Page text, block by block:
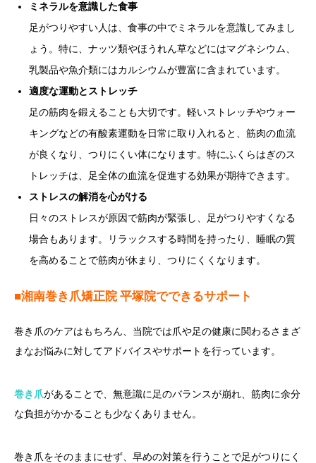
ミネラルを意識した食事
足がつりやすい人は、食事の中でミネラルを意識してみまし
ょう。特に、ナッツ類やほうれん草などにはマグネシウム、
乳製品や魚介類にはカルシウムが豊富に含まれています。
適度な運動とストレッチ
足の筋肉を鍛えることも大切です。軽いストレッチやウォー
キングなどの有酸素運動を日常に取り入れると、筋肉の血流
が良くなり、つりにくい体になります。特にふくらはぎのス
トレッチは、足全体の血流を促進する効果が期待できます。
ストレスの解消を心がける
日々のストレスが原因で筋肉が緊張し、足がつりやすくなる
場合もあります。リラックスする時間を持ったり、睡眠の質
を高めることで筋肉が休まり、つりにくくなります。
■湘南巻き爪矯正院 平塚院でできるサポート
巻き爪のケアはもちろん、当院では爪や足の健康に関わるさまざ
まなお悩みに対してアドバイスやサポートを行っています。
巻き爪があることで、無意識に足のバランスが崩れ、筋肉に余分
な負担がかかることも少なくありません。
巻き爪をそのままにせず、早めの対策を行うことで足がつりにく